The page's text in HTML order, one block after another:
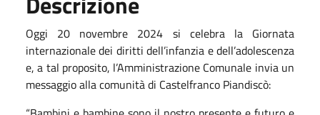
Oggi 20 novembre 2024 si celebra la Giornata
internazionale dei diritti dell’infanzia e dell’adolescenza
e, a tal proposito, l’Amministrazione Comunale invia un
messaggio alla comunità di Castelfranco Piandiscò: